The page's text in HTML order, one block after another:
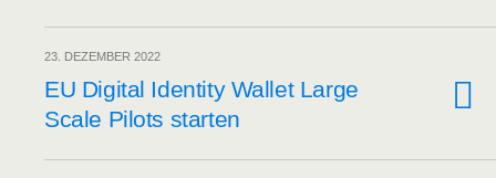
23. DEZEMBER 2022
EU Digi­tal Iden­ti­ty Wal­let Lar­ge
Sca­le Pilots starten